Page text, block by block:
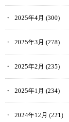
2025年4月 (300)
2025年3月 (278)
2025年2月 (235)
2025年1月 (234)
2024年12月 (221)